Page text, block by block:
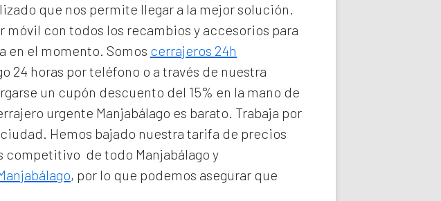
que nos permite llegar a la mejor solución.
con todos los recambios y accesorios para
en el momento. Somos cerrajeros 24h
24 horas por teléfono o a través de nuestra
un cupón descuento del 15% en la mano de
urgente Manjabálago es barato. Trabaja por
Hemos bajado nuestra tarifa de precios
competitivo de todo Manjabálago y
, por lo que podemos asegurar que